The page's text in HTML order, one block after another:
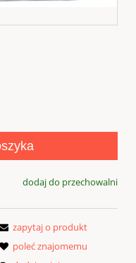
dodaj do przechowalni
zapytaj o produkt
poleć znajomemu